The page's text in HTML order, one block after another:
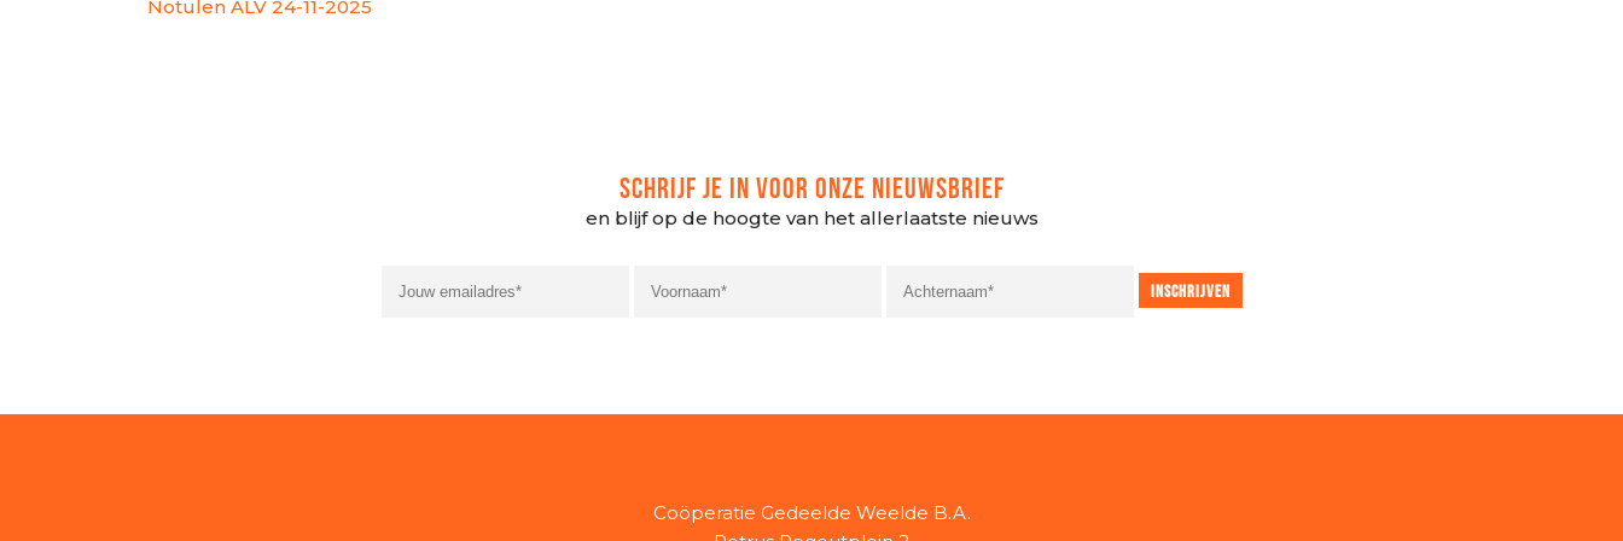
Notulen ALV 24-11-2025
SCHRIJF JE IN VOOR ONZE NIEUWSBRIEF
en blijf op de hoogte van het allerlaatste nieuws
Coöperatie Gedeelde Weelde B.A.